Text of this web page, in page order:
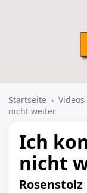
Startseite › Videos
nicht weiter
Ich
nicht
Rosenstolz